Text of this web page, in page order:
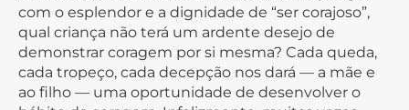
com o esplendor e a dignidade de “ser corajoso”,
qual criança não terá um ardente desejo de
demonstrar coragem por si mesma? Cada queda,
cada tropeço, cada decepção nos dará — a mãe e
ao filho — uma oportunidade de desenvolver o